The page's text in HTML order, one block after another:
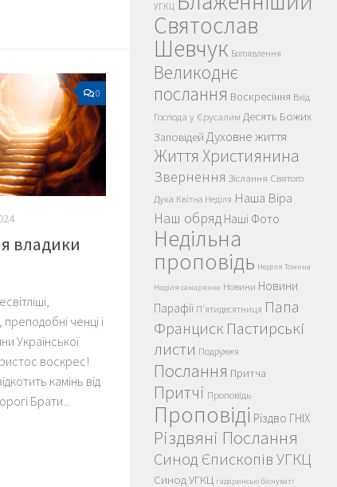
0
владики
преподобні ченці і
Української
воскрес!
камінь від
Брати...
УГКЦ
Святослав
Шевчук Богоявлення
Великоднє
послання Воскресіння Вхід
Господа у Єрусалим Десять Божих
Заповідей Духовне життя
Життя Християнина
Звернення Зіслання Святого
Духа Квітна Неділя Наша Віра
Наш обряд Наші Фото
Недільна
проповідь Неділя Томина
Неділя самарянки Новини Новини
Парафії П'ятидесятниця Папа
Франциск Пастирські
листи Подружжя
Послання Притча
Притчі Проповідь
Проповіді Різдво ГНІХ
Різдвяні Послання
Синод Єпископів УГКЦ
Синод УГКЦ гадаринські біснуваті